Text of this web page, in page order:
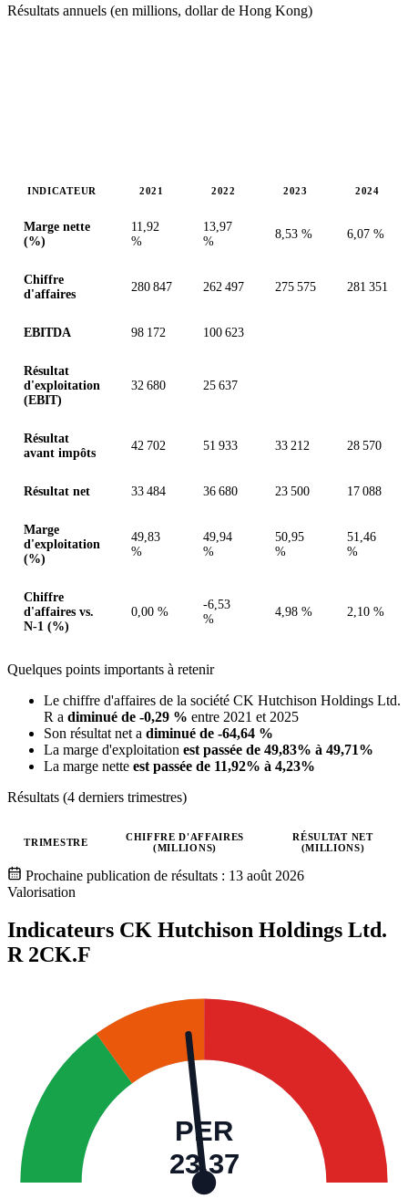
Résultats annuels (en millions, dollar de Hong Kong)
INDICATEUR 2021 2022 2023 2024
Marge nette
(%)
11,92
%
13,97
%
8,53 % 6,07 %
Chiffre
d'affaires
280 847 262 497 275 575 281 351
EBITDA 98 172 100 623
Résultat
d'exploitation
(EBIT)
32 680 25 637
Résultat
avant impôts
42 702 51 933 33 212 28 570
Résultat net 33 484 36 680 23 500 17 088
Marge
d'exploitation
(%)
49,83
%
49,94
%
50,95
%
51,46
%
Chiffre
d'affaires vs.
N-1 (%)
0,00 %
-6,53
%
4,98 % 2,10 %
Quelques points importants à retenir
Le chiffre d'affaires de la société CK Hutchison Holdings Ltd.
R a diminué de -0,29 % entre 2021 et 2025
Son résultat net a diminué de -64,64 %
La marge d'exploitation est passée de 49,83% à 49,71%
La marge nette est passée de 11,92% à 4,23%
Résultats (4 derniers trimestres)
Valeurs trimestrielles en millions (dollar de Hong Kong)
TRIMESTRE
CHIFFRE D'AFFAIRES
(MILLIONS)
RÉSULTAT NET
(MILLIONS)
Prochaine publication de résultats : 13 août 2026
Valorisation
Indicateurs CK Hutchison Holdings Ltd.
R 2CK.F
PER
23,37